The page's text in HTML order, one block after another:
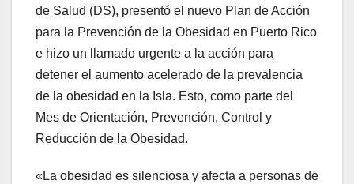
de Salud (DS), presentó el nuevo Plan de Acción
para la Prevención de la Obesidad en Puerto Rico
e hizo un llamado urgente a la acción para
detener el aumento acelerado de la prevalencia
de la obesidad en la Isla. Esto, como parte del
Mes de Orientación, Prevención, Control y
Reducción de la Obesidad.
«La obesidad es silenciosa y afecta a personas de